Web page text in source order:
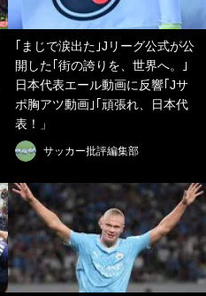
｢まじで涙出た｣Jリーグ公式が公
開した｢街の誇りを、世界へ。｣
日本代表エール動画に反響｢Jサ
ポ胸アツ動画｣｢頑張れ、日本代
表！」
サッカー批評編集部